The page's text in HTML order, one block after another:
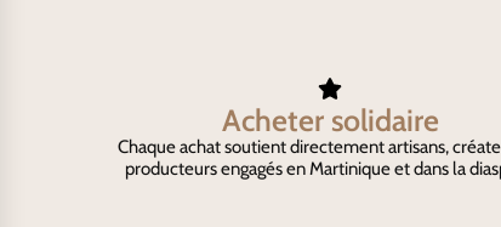
Acheter solidaire
Chaque achat soutient directement artisans,
producteurs engagés en Martinique et dans la